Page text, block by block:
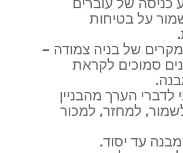
כניסה של עוברים
על בטיחות
של בניה צמודה –
סמוכים לקראת
לדברי הערך מהבניין
למחזר, למכור
עד יסוד.